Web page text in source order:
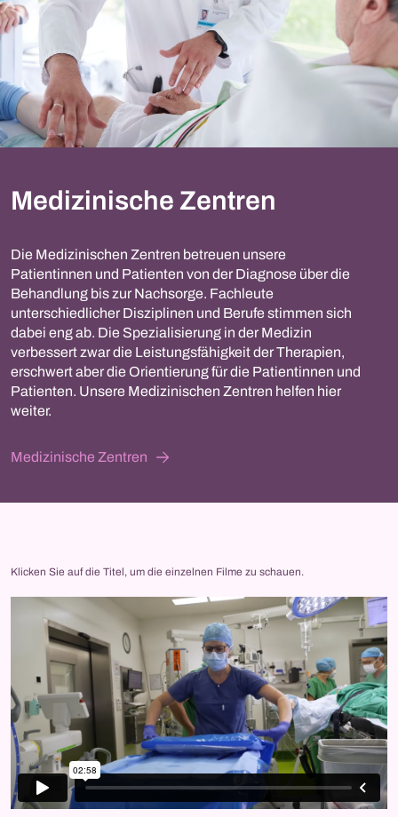
Medizinische Zentren
Die Medizinischen Zentren betreuen unsere
Patientinnen und Patienten von der Diagnose über die
Behandlung bis zur Nachsorge. Fachleute
unterschiedlicher Disziplinen und Berufe stimmen sich
dabei eng ab. Die Spezialisierung in der Medizin
verbessert zwar die Leistungsfähigkeit der Therapien,
erschwert aber die Orientierung für die Patientinnen und
Patienten. Unsere Medizinischen Zentren helfen hier
weiter.
Medizinische Zentren
Klicken Sie auf die Titel, um die einzelnen Filme zu schauen.